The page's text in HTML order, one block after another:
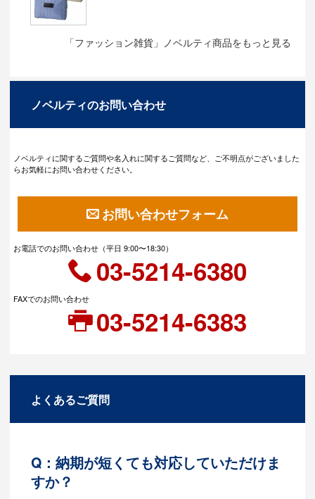
「ファッション雑貨」ノベルティ商品をもっと見る
ノベルティのお問い合わせ
ノベルティに関するご質問や名入れに関するご質問など、ご不明点がございました
らお気軽にお問い合わせください。
お問い合わせフォーム
お電話でのお問い合わせ（平日 9:00〜18:30）
03-5214-6380
FAXでのお問い合わせ
03-5214-6383
よくあるご質問
Q：納期が短くても対応していただけま
すか？